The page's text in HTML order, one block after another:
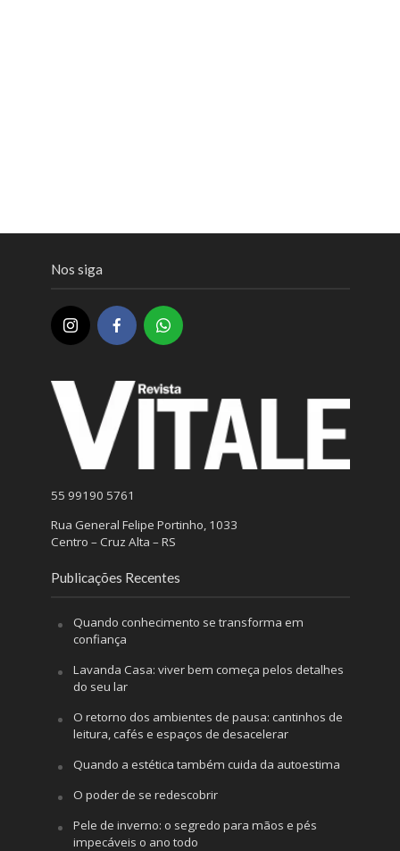
Nos siga
55 99190 5761
Rua General Felipe Portinho, 1033
Centro – Cruz Alta – RS
Publicações Recentes
Quando conhecimento se transforma em
confiança
Lavanda Casa: viver bem começa pelos detalhes
do seu lar
O retorno dos ambientes de pausa: cantinhos de
leitura, cafés e espaços de desacelerar
Quando a estética também cuida da autoestima
O poder de se redescobrir
Pele de inverno: o segredo para mãos e pés
impecáveis o ano todo